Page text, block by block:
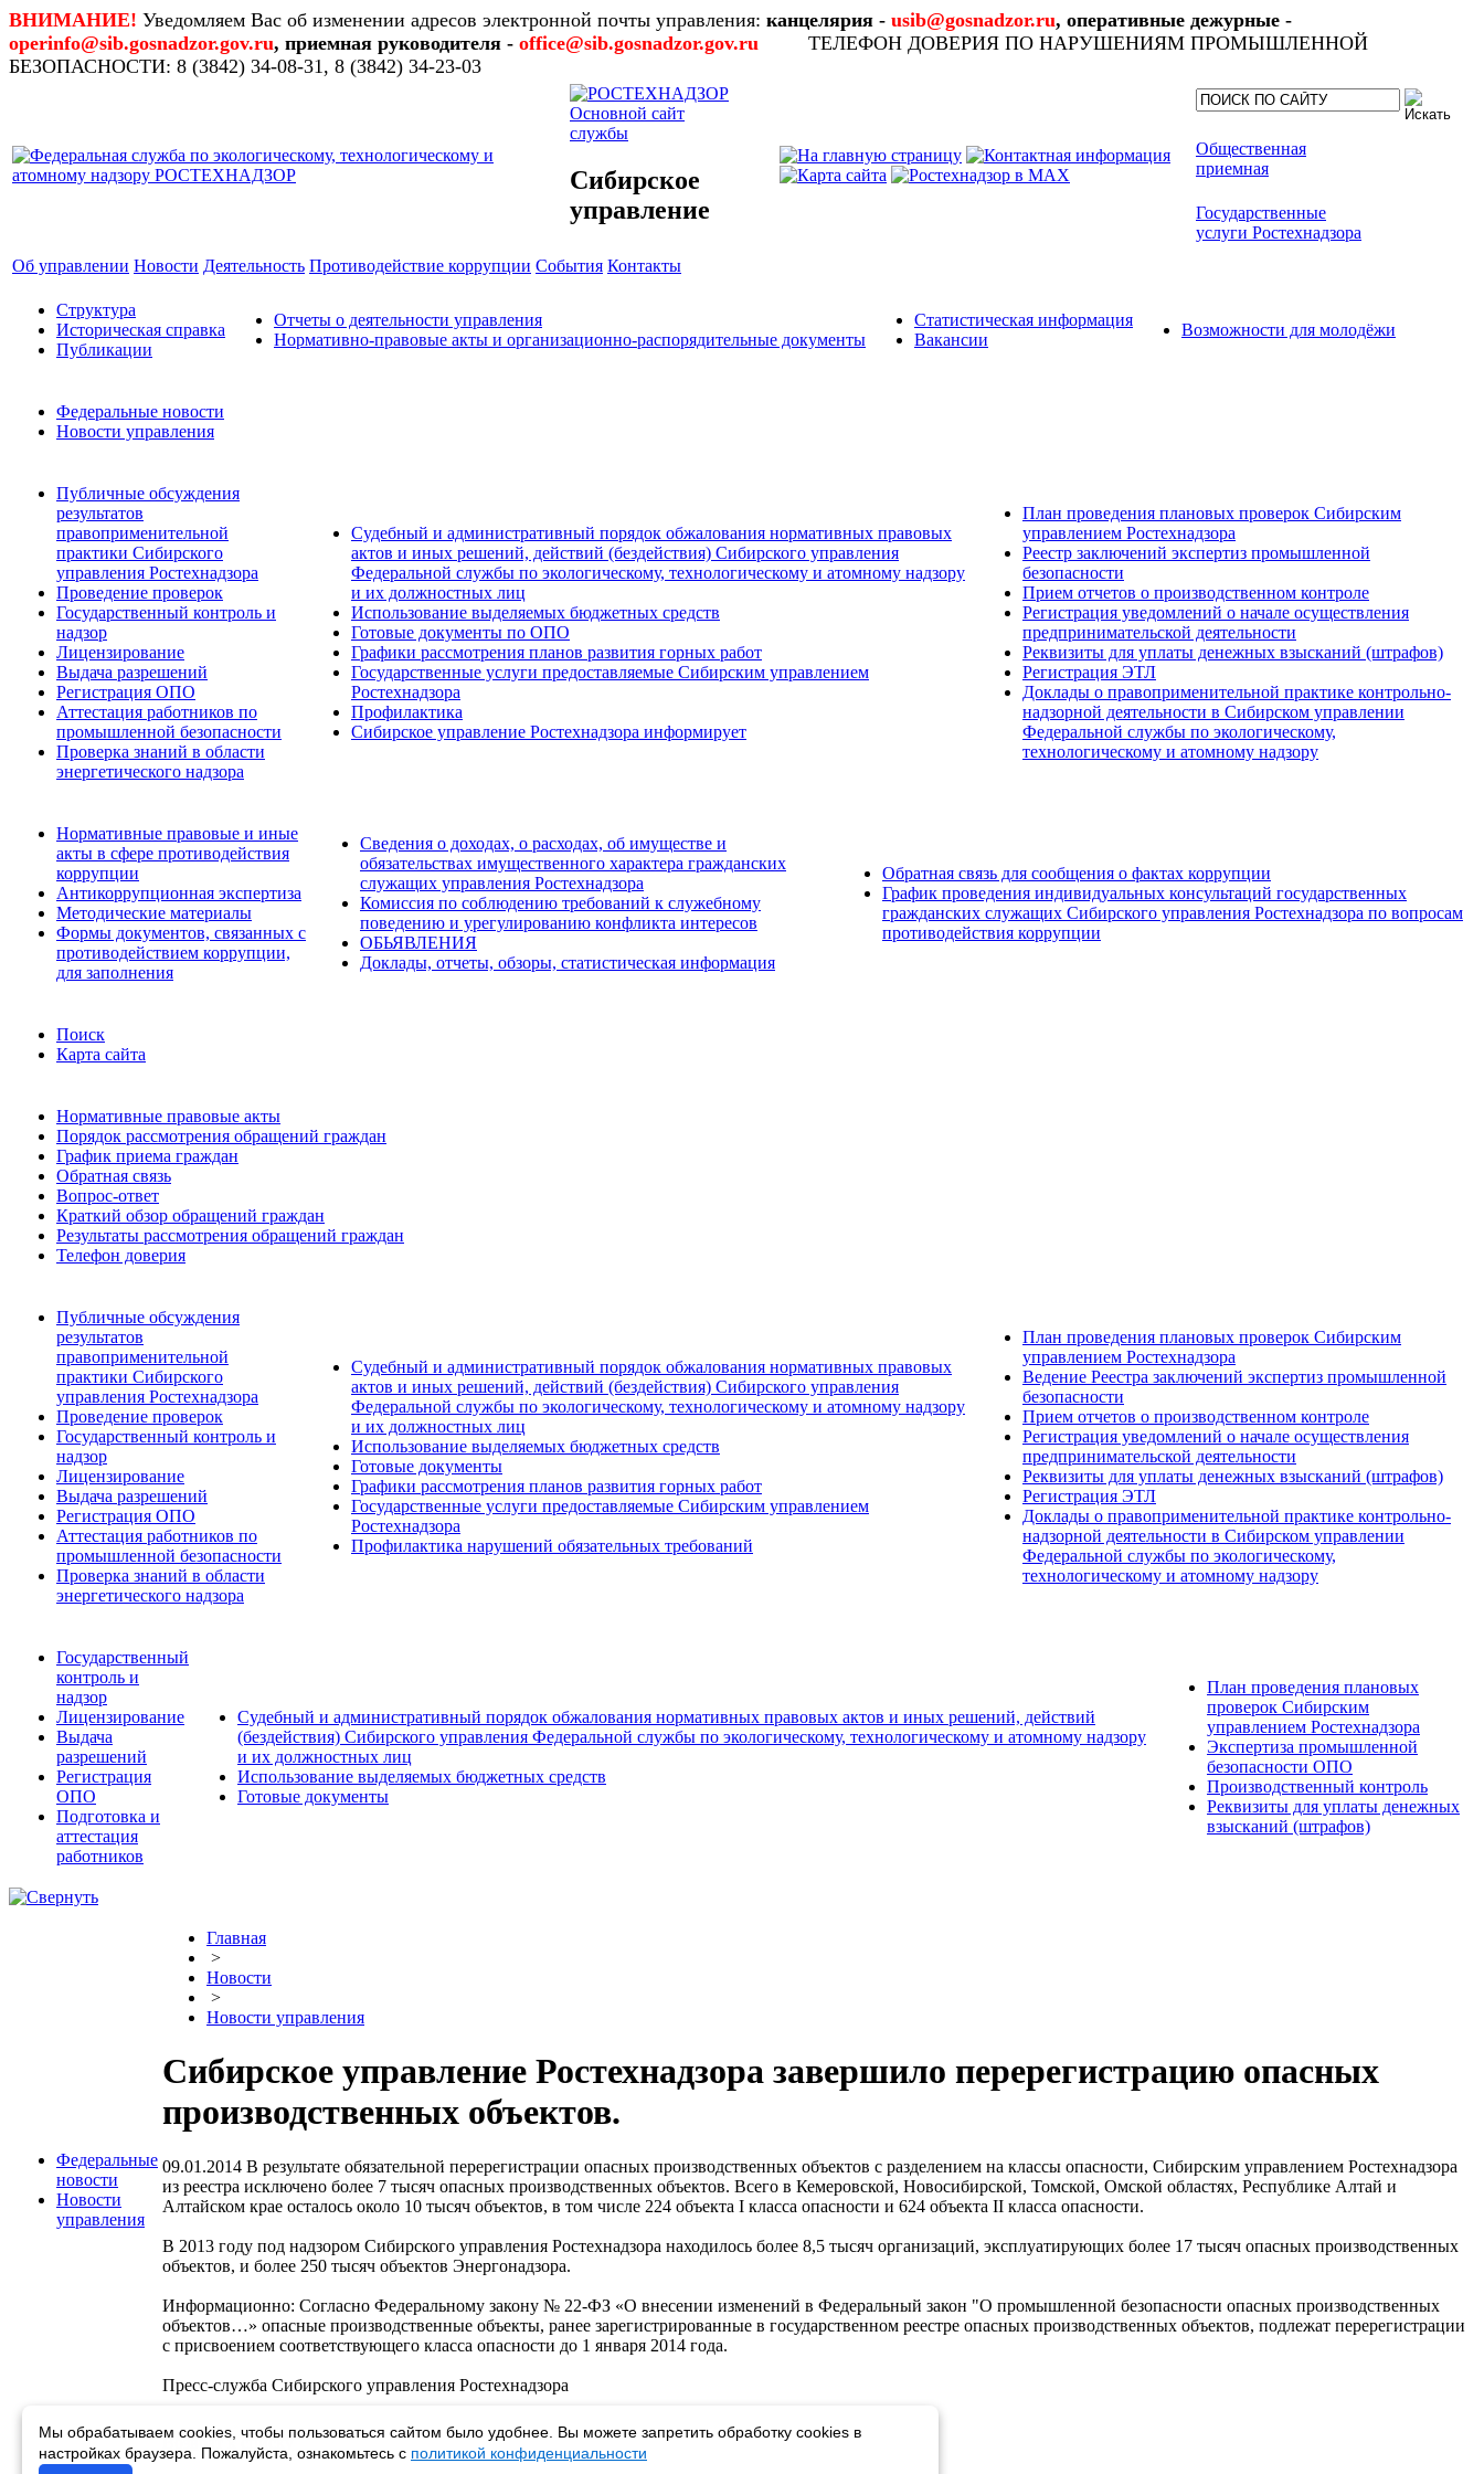
ВНИМАНИЕ! Уведомляем Вас об изменении адресов электронной почты управления: канцелярия - usib@gosnadzor.ru, оперативные дежурные -
operinfo@sib.gosnadzor.gov.ru, приемная руководителя - office@sib.gosnadzor.gov.ru
ТЕЛЕФОН ДОВЕРИЯ ПО НАРУШЕНИЯМ ПРОМЫШЛЕННОЙ
БЕЗОПАСНОСТИ: 8 (3842) 34-08-31, 8 (3842) 34-23-03
Основной сайт
службы
Сибирское
управление
Общественная
приемная
Государственные
услуги Ростехнадзора
Об управлении Новости Деятельность Противодействие коррупции События Контакты
Структура
Историческая справка
Публикации
Отчеты о деятельности управления
Нормативно-правовые акты и организационно-распорядительные документы
Статистическая информация
Вакансии
Возможности для молодёжи
Федеральные новости
Новости управления
Публичные обсуждения
результатов
правоприменительной
практики Сибирского
управления Ростехнадзора
Проведение проверок
Государственный контроль и
надзор
Лицензирование
Выдача разрешений
Регистрация ОПО
Аттестация работников по
промышленной безопасности
Проверка знаний в области
энергетического надзора
Судебный и административный порядок обжалования нормативных правовых
актов и иных решений, действий (бездействия) Сибирского управления
Федеральной службы по экологическому, технологическому и атомному надзору
и их должностных лиц
Использование выделяемых бюджетных средств
Готовые документы по ОПО
Графики рассмотрения планов развития горных работ
Государственные услуги предоставляемые Сибирским управлением
Ростехнадзора
Профилактика
Сибирское управление Ростехнадзора информирует
План проведения плановых проверок Сибирским
управлением Ростехнадзора
Реестр заключений экспертиз промышленной
безопасности
Прием отчетов о производственном контроле
Регистрация уведомлений о начале осуществления
предпринимательской деятельности
Реквизиты для уплаты денежных взысканий (штрафов)
Регистрация ЭТЛ
Доклады о правоприменительной практике контрольно-
надзорной деятельности в Сибирском управлении
Федеральной службы по экологическому,
технологическому и атомному надзору
Нормативные правовые и иные
акты в сфере противодействия
коррупции
Антикоррупционная экспертиза
Методические материалы
Формы документов, связанных с
противодействием коррупции,
для заполнения
Сведения о доходах, о расходах, об имуществе и
обязательствах имущественного характера гражданских
служащих управления Ростехнадзора
Комиссия по соблюдению требований к служебному
поведению и урегулированию конфликта интересов
ОБЬЯВЛЕНИЯ
Доклады, отчеты, обзоры, статистическая информация
Обратная связь для сообщения о фактах коррупции
График проведения индивидуальных консультаций государственных
гражданских служащих Сибирского управления Ростехнадзора по вопросам
противодействия коррупции
Поиск
Карта сайта
Нормативные правовые акты
Порядок рассмотрения обращений граждан
График приема граждан
Обратная связь
Вопрос-ответ
Краткий обзор обращений граждан
Результаты рассмотрения обращений граждан
Телефон доверия
Публичные обсуждения
результатов
правоприменительной
практики Сибирского
управления Ростехнадзора
Проведение проверок
Государственный контроль и
надзор
Лицензирование
Выдача разрешений
Регистрация ОПО
Аттестация работников по
промышленной безопасности
Проверка знаний в области
энергетического надзора
Судебный и административный порядок обжалования нормативных правовых
актов и иных решений, действий (бездействия) Сибирского управления
Федеральной службы по экологическому, технологическому и атомному надзору
и их должностных лиц
Использование выделяемых бюджетных средств
Готовые документы
Графики рассмотрения планов развития горных работ
Государственные услуги предоставляемые Сибирским управлением
Ростехнадзора
Профилактика нарушений обязательных требований
План проведения плановых проверок Сибирским
управлением Ростехнадзора
Ведение Реестра заключений экспертиз промышленной
безопасности
Прием отчетов о производственном контроле
Регистрация уведомлений о начале осуществления
предпринимательской деятельности
Реквизиты для уплаты денежных взысканий (штрафов)
Регистрация ЭТЛ
Доклады о правоприменительной практике контрольно-
надзорной деятельности в Сибирском управлении
Федеральной службы по экологическому,
технологическому и атомному надзору
Государственный
контроль и
надзор
Лицензирование
Выдача
разрешений
Регистрация
ОПО
Подготовка и
аттестация
работников
Судебный и административный порядок обжалования нормативных правовых актов и иных решений, действий
(бездействия) Сибирского управления Федеральной службы по экологическому, технологическому и атомному надзору
и их должностных лиц
Использование выделяемых бюджетных средств
Готовые документы
План проведения плановых
проверок Сибирским
управлением Ростехнадзора
Экспертиза промышленной
безопасности ОПО
Производственный контроль
Реквизиты для уплаты денежных
взысканий (штрафов)
Федеральные
новости
Новости
управления
Главная
>
Новости
>
Новости управления
Сибирское управление Ростехнадзора завершило перерегистрацию опасных
производственных объектов.
09.01.2014 В результате обязательной перерегистрации опасных производственных объектов с разделением на классы опасности, Сибирским управлением Ростехнадзора
из реестра исключено более 7 тысяч опасных производственных объектов. Всего в Кемеровской, Новосибирской, Томской, Омской областях, Республике Алтай и
Алтайском крае осталось около 10 тысяч объектов, в том числе 224 объекта I класса опасности и 624 объекта II класса опасности.
В 2013 году под надзором Сибирского управления Ростехнадзора находилось более 8,5 тысяч организаций, эксплуатирующих более 17 тысяч опасных производственных
объектов, и более 250 тысяч объектов Энергонадзора.
Информационно: Согласно Федеральному закону № 22-ФЗ «О внесении изменений в Федеральный закон "О промышленной безопасности опасных производственных
объектов…» опасные производственные объекты, ранее зарегистрированные в государственном реестре опасных производственных объектов, подлежат перерегистрации
с присвоением соответствующего класса опасности до 1 января 2014 года.
Пресс-служба Сибирского управления Ростехнадзора
Возврат к списку
Мы обрабатываем cookies, чтобы пользоваться сайтом было удобнее. Вы можете запретить обработку cookies в
настройках браузера. Пожалуйста, ознакомьтесь с политикой конфиденциальности